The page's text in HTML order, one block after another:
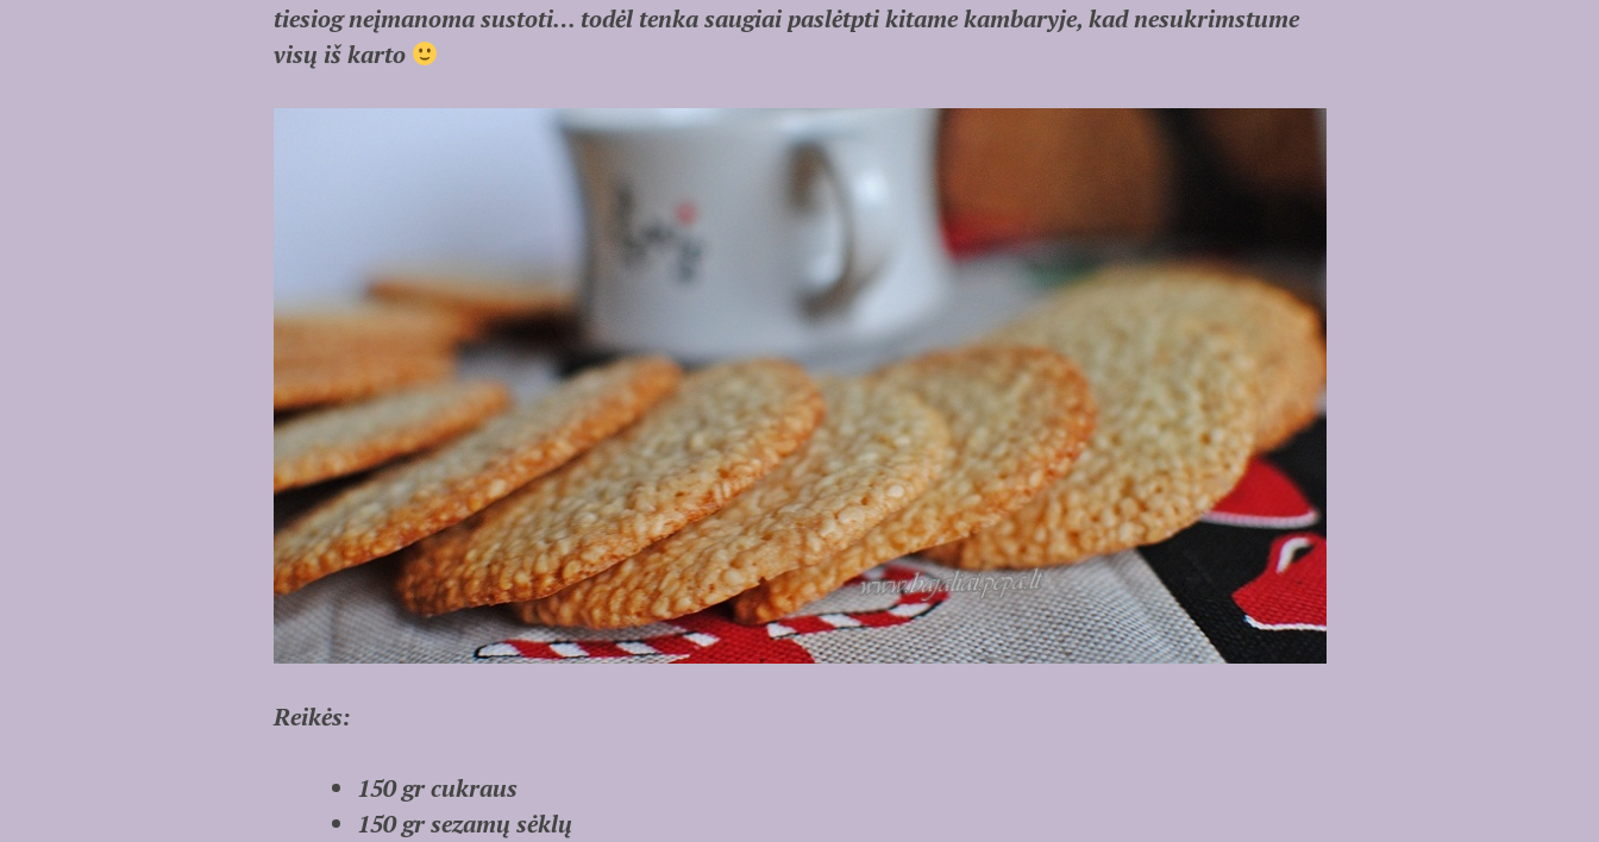
tiesiog neįmanoma sustoti… todėl tenka saugiai paslėtpti kitame kambaryje, kad nesukrimstume
visų iš karto
Reikės:
150 gr cukraus
150 gr sezamų sėklų